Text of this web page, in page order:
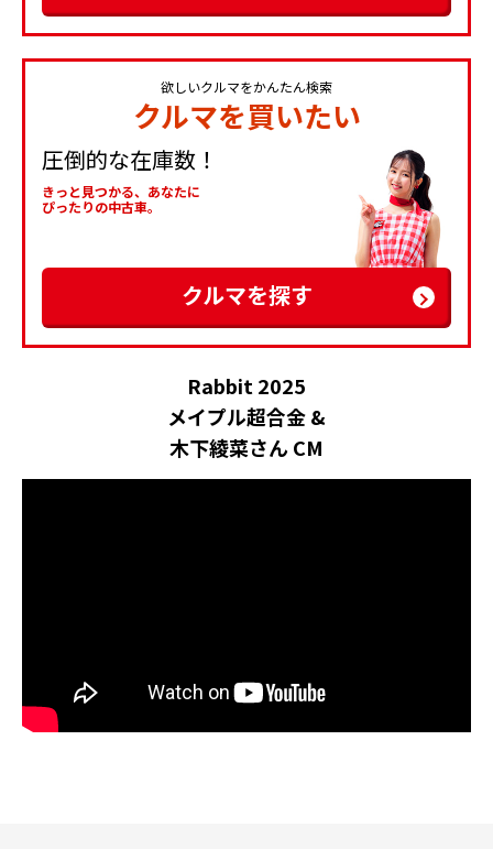
欲しいクルマをかんたん検索
クルマを買いたい
圧倒的な在庫数！
きっと見つかる、あなたに
ぴったりの中古車。
クルマを探す
Rabbit 2025
メイプル超合金 &
木下綾菜さん CM